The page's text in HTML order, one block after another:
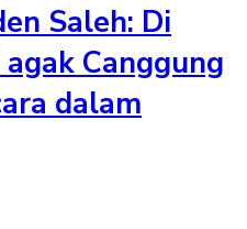
Saleh: Di
Canggung
dalam